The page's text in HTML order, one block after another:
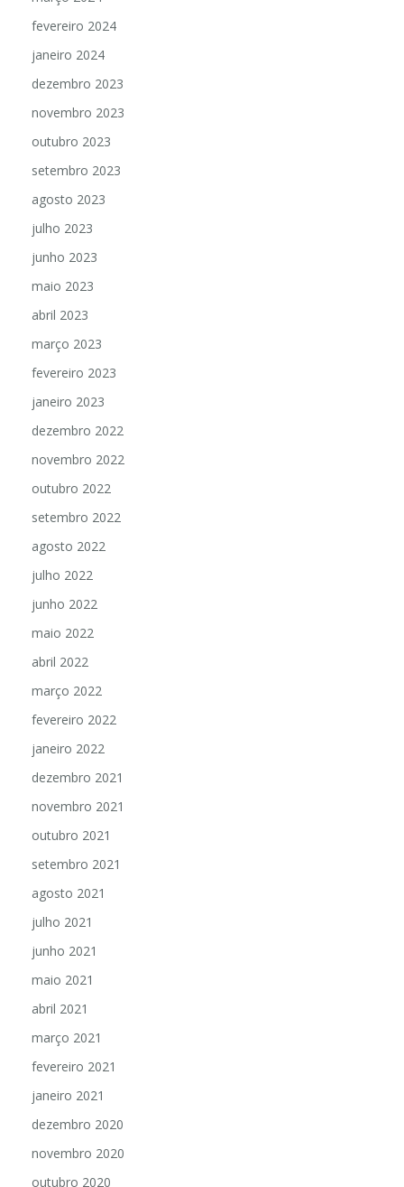
fevereiro 2024
janeiro 2024
dezembro 2023
novembro 2023
outubro 2023
setembro 2023
agosto 2023
julho 2023
junho 2023
maio 2023
abril 2023
março 2023
fevereiro 2023
janeiro 2023
dezembro 2022
novembro 2022
outubro 2022
setembro 2022
agosto 2022
julho 2022
junho 2022
maio 2022
abril 2022
março 2022
fevereiro 2022
janeiro 2022
dezembro 2021
novembro 2021
outubro 2021
setembro 2021
agosto 2021
julho 2021
junho 2021
maio 2021
abril 2021
março 2021
fevereiro 2021
janeiro 2021
dezembro 2020
novembro 2020
outubro 2020